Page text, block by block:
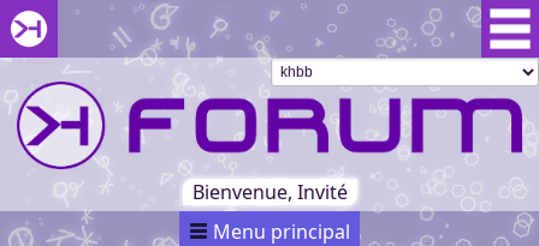
Aller au menu du forum
Aller au contenu du forum
Aller à la recherche dans le forum
Passer le
menu
Khaganat
au début
du menu
Khaganat
Bienvenue, Invité
Menu principal